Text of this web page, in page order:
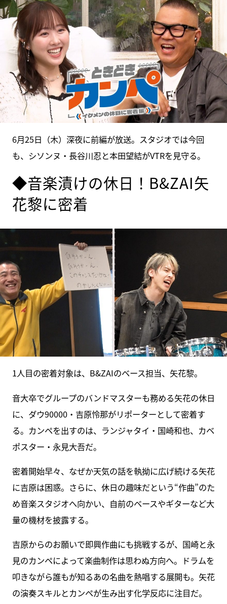
6月25日（木）深夜に前編が放送。スタジオでは今回
も、シソンヌ・長谷川忍と本田望結がVTRを見守る。
◆音楽漬けの休日！B&ZAI矢
花黎に密着
1人目の密着対象は、B&ZAIのベース担当、矢花黎。
音大卒でグループのバンドマスターも務める矢花の休日
に、ダウ90000・吉原怜那がリポーターとして密着す
る。カンペを出すのは、ランジャタイ・国崎和也、カベ
ポスター・永見大吾だ。
密着開始早々、なぜか天気の話を執拗に広げ続ける矢花
に吉原は困惑。さらに、休日の趣味だという“作曲”のた
め音楽スタジオへ向かい、自前のベースやギターなど大
量の機材を披露する。
吉原からのお願いで即興作曲にも挑戦するが、国崎と永
見のカンペによって楽曲制作は思わぬ方向へ。ドラムを
叩きながら誰もが知るあの名曲を熱唱する展開も。矢花
の演奏スキルとカンペが生み出す化学反応に注目だ。